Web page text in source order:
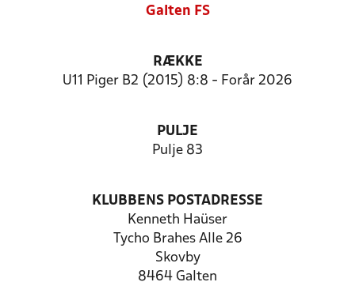
Galten FS
RÆKKE
U11 Piger B2 (2015) 8:8 - Forår 2026
PULJE
Pulje 83
KLUBBENS POSTADRESSE
Kenneth Haüser
Tycho Brahes Alle 26
Skovby
8464 Galten